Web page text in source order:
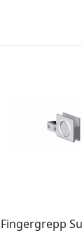
Fingergrepp